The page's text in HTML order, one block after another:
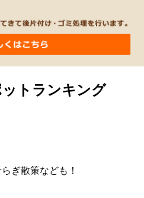
トランキング
ぎ散策なども！